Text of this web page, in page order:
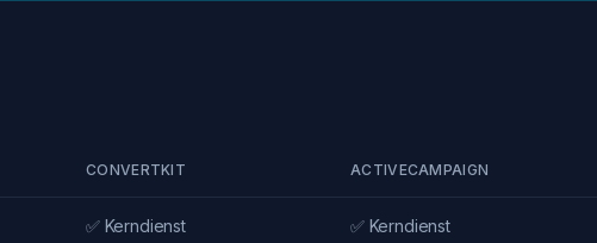
CONVERTKIT ACTIVECAMPAIGN
✅ Kerndienst ✅ Kerndienst